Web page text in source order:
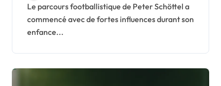
Retraite
Le parcours footballistique de Peter Schöttel a
commencé avec de fortes influences durant son
enfance...